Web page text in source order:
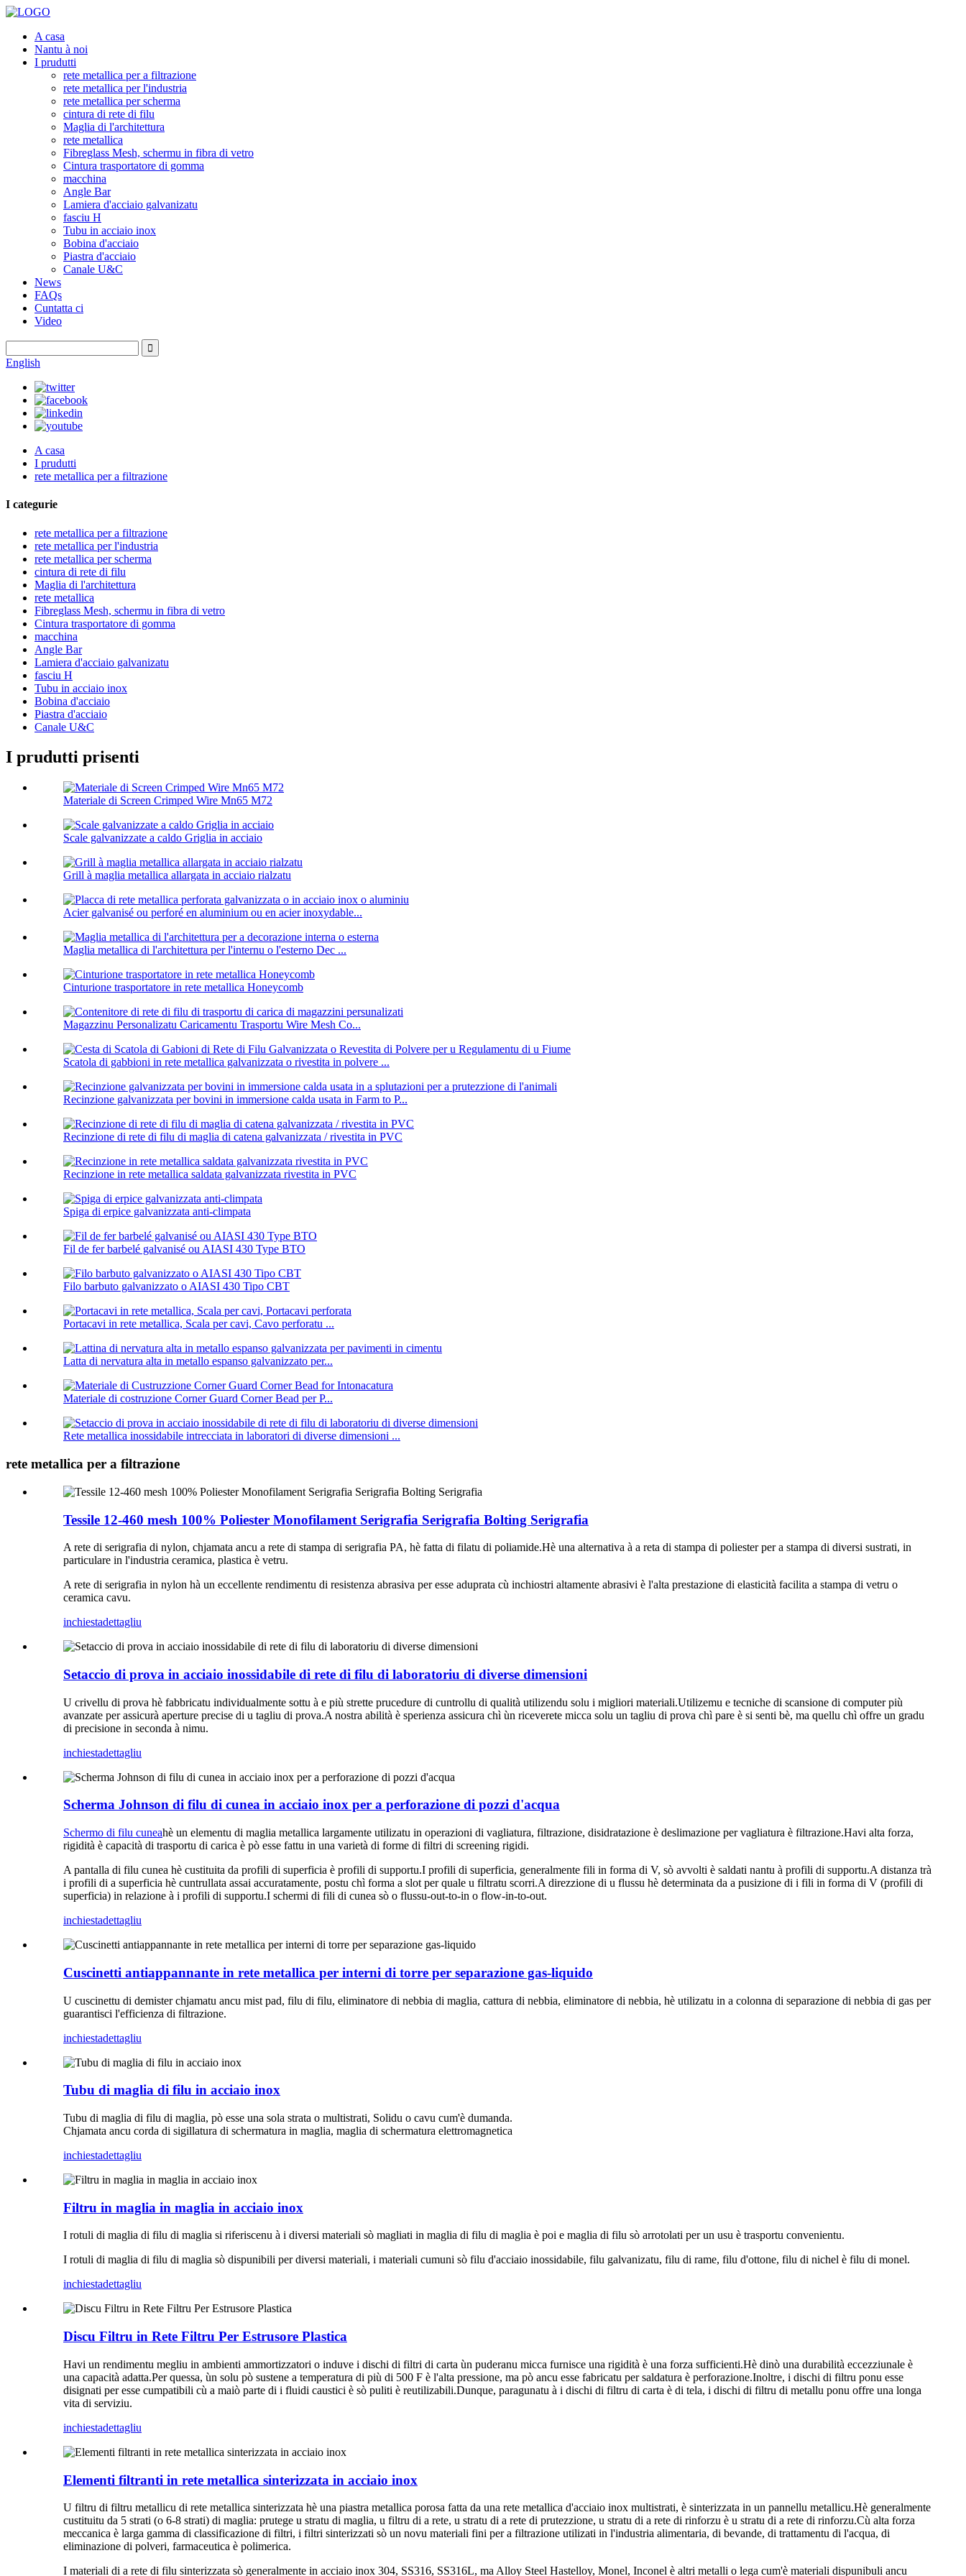
A casa
Nantu à noi
I prudutti
rete metallica per a filtrazione
rete metallica per l'industria
rete metallica per scherma
cintura di rete di filu
Maglia di l'architettura
rete metallica
Fibreglass Mesh, schermu in fibra di vetro
Cintura trasportatore di gomma
macchina
Angle Bar
Lamiera d'acciaio galvanizatu
fasciu H
Tubu in acciaio inox
Bobina d'acciaio
Piastra d'acciaio
Canale U&C
News
FAQs
Cuntatta ci
Video
English
A casa
I prudutti
rete metallica per a filtrazione
I categurie
rete metallica per a filtrazione
rete metallica per l'industria
rete metallica per scherma
cintura di rete di filu
Maglia di l'architettura
rete metallica
Fibreglass Mesh, schermu in fibra di vetro
Cintura trasportatore di gomma
macchina
Angle Bar
Lamiera d'acciaio galvanizatu
fasciu H
Tubu in acciaio inox
Bobina d'acciaio
Piastra d'acciaio
Canale U&C
I prudutti prisenti
Materiale di Screen Crimped Wire Mn65 M72
Scale galvanizzate a caldo Griglia in acciaio
Grill à maglia metallica allargata in acciaio rialzatu
Acier galvanisé ou perforé en aluminium ou en acier inoxydable...
Maglia metallica di l'architettura per l'internu o l'esterno Dec ...
Cinturione trasportatore in rete metallica Honeycomb
Magazzinu Personalizatu Caricamentu Trasportu Wire Mesh Co...
Scatola di gabbioni in rete metallica galvanizzata o rivestita in polvere ...
Recinzione galvanizzata per bovini in immersione calda usata in Farm to P...
Recinzione di rete di filu di maglia di catena galvanizzata / rivestita in PVC
Recinzione in rete metallica saldata galvanizzata rivestita in PVC
Spiga di erpice galvanizzata anti-climpata
Fil de fer barbelé galvanisé ou AIASI 430 Type BTO
Filo barbuto galvanizzato o AIASI 430 Tipo CBT
Portacavi in ​​rete metallica, Scala per cavi, Cavo perforatu ...
Latta di nervatura alta in metallo espanso galvanizzato per...
Materiale di costruzione Corner Guard Corner Bead per P...
Rete metallica inossidabile intrecciata in laboratori di diverse dimensioni ...
rete metallica per a filtrazione
Tessile 12-460 mesh 100% Poliester Monofilament Serigrafia Serigrafia Bolting Serigrafia
A rete di serigrafia di nylon, chjamata ancu a rete di stampa di serigrafia PA, hè fatta di filatu di poliamide.Hè una alternativa à a reta di stampa di poliester per a stampa di diversi sustrati, in
particulare in l'industria ceramica, plastica è vetru.
A rete di serigrafia in nylon hà un eccellente rendimentu di resistenza abrasiva per esse aduprata cù inchiostri altamente abrasivi è l'alta prestazione di elasticità facilita a stampa di vetru o
ceramica cavu.
inchiestadettagliu
Setaccio di prova in acciaio inossidabile di rete di filu di laboratoriu di diverse dimensioni
U crivellu di prova hè fabbricatu individualmente sottu à e più strette prucedure di cuntrollu di qualità utilizendu solu i migliori materiali.Utilizemu e tecniche di scansione di computer più
avanzate per assicurà aperture precise di u tagliu di prova.A nostra abilità è sperienza assicura chì ùn riceverete micca solu un tagliu di prova chì pare è si senti bè, ma quellu chì offre un gradu
di precisione in seconda à nimu.
inchiestadettagliu
Scherma Johnson di filu di cunea in acciaio inox per a perforazione di pozzi d'acqua
Schermo di filu cuneahè un elementu di maglia metallica largamente utilizatu in operazioni di vagliatura, filtrazione, disidratazione è deslimazione per vagliatura è filtrazione.Havi alta forza,
rigidità è capacità di trasportu di carica è pò esse fattu in una varietà di forme di filtri di screening rigidi.
A pantalla di filu cunea hè custituita da profili di superficia è profili di supportu.I profili di superficia, generalmente fili in forma di V, sò avvolti è saldati nantu à profili di supportu.A distanza trà
i profili di a superficia hè cuntrullata assai accuratamente, postu chì forma a slot per quale u filtratu scorri.A direzzione di u flussu hè determinata da a pusizione di i fili in forma di V (profili di
superficia) in relazione à i profili di supportu.I schermi di fili di cunea sò o flussu-out-to-in o flow-in-to-out.
inchiestadettagliu
Cuscinetti antiappannante in rete metallica per interni di torre per separazione gas-liquido
U cuscinettu di demister chjamatu ancu mist pad, filu di filu, eliminatore di nebbia di maglia, cattura di nebbia, eliminatore di nebbia, hè utilizatu in a colonna di separazione di nebbia di gas per
guarantisci l'efficienza di filtrazione.
inchiestadettagliu
Tubu di maglia di filu in acciaio inox
Tubu di maglia di filu di maglia, pò esse una sola strata o multistrati, Solidu o cavu cum'è dumanda.
Chjamata ancu corda di sigillatura di schermatura in maglia, maglia di schermatura elettromagnetica
inchiestadettagliu
Filtru in maglia in maglia in acciaio inox
I rotuli di maglia di filu di maglia si riferiscenu à i diversi materiali sò magliati in maglia di filu di maglia è poi e maglia di filu sò arrotolati per un usu è trasportu convenientu.
I rotuli di maglia di filu di maglia sò dispunibili per diversi materiali, i materiali cumuni sò filu d'acciaio inossidabile, filu galvanizatu, filu di rame, filu d'ottone, filu di nichel è filu di monel.
inchiestadettagliu
Discu Filtru in Rete Filtru Per Estrusore Plastica
Havi un rendimentu megliu in ambienti ammortizzatori o induve i dischi di filtri di carta ùn puderanu micca furnisce una rigidità è una forza sufficienti.Hè dinò una durabilità eccezziunale è
una capacità adatta.Per quessa, ùn solu pò sustene a temperatura di più di 500 F è l'alta pressione, ma pò ancu esse fabricatu per saldatura è perforazione.Inoltre, i dischi di filtru ponu esse
disignati per esse cumpatibili cù a maiò parte di i fluidi caustici è sò puliti è reutilizabili.Dunque, paragunatu à i dischi di filtru di carta è di tela, i dischi di filtru di metallu ponu offre una longa
vita di serviziu.
inchiestadettagliu
Elementi filtranti in rete metallica sinterizzata in acciaio inox
U filtru di filtru metallicu di rete metallica sinterizzata hè una piastra metallica porosa fatta da una rete metallica d'acciaio inox multistrati, è sinterizzata in un pannellu metallicu.Hè generalmente
custituitu da 5 strati (o 6-8 strati) di maglia: prutege u stratu di maglia, u filtru di a rete, u stratu di a rete di prutezzione, u stratu di a rete di rinforzu è u stratu di a rete di rinforzu.Cù alta forza
meccanica è larga gamma di classificazione di filtri, i filtri sinterizzati sò un novu materiali fini per a filtrazione utilizati in l'industria alimentaria, di bevande, di trattamentu di l'acqua, di
eliminazione di polveri, farmaceutica è polimerica.
I materiali di a rete di filu sinterizzata sò generalmente in acciaio inox 304, SS316, SS316L, ma Alloy Steel Hastelloy, Monel, Inconel è altri metalli o lega cum'è materiali dispunibuli ancu